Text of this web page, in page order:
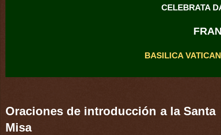
CELEBRATA
BASILICA
página 3
Oraciones de introducción a la Santa
Misa